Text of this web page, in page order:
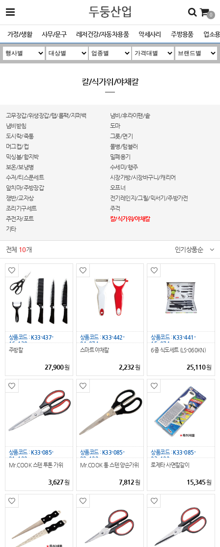
0
가정/생활 사무/문구 레저건강/자동차용품 악세사리 주방용품 업소
칼/식가위/야채칼
고무장갑/위생장갑/랩/롤팩/지퍼백
냄비/후라이팬/솥
냄비받침
도마
도시락/죽통
그릇/면기
머그컵/컵
물병/텀블러
믹싱볼/함지박
밀폐용기
보온/보냉병
수세미/행주
수저/티스푼세트
시장가방/시장바구니/캐리어
앞치마/주방장갑
오프너
쟁반/교자상
전기레인지/그릴/믹서기/주방가전
조리기구세트
주걱
주전자/포트
칼/식가위/야채칼
기타
전체 10개 인기상품순
상품코드 :K33-437-
16_138
주방칼
27,900원
상품코드 :K33-442-
04_074
스마트 야채칼
2,232원
상품코드 :K33-441-
15_074
6종 식도세트 (LS-060KN)
25,110원
상품코드 : K33-085-
21_122
Mr.COOK 스텐 투톤 가위
3,627원
상품코드 : K33-085-
22_122
Mr.COOK 통 스텐 양손가위
7,812원
상품코드 : K33-085-
23_122
로제타 사면칼갈이
15,345원